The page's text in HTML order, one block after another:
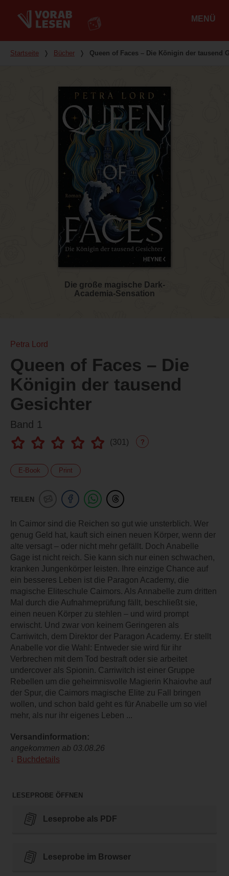
MENÜ
Du bist hier
Startseite ❭ Bücher ❭ Queen of Faces – Die Königin der tausend
Die große magische Dark-
Academia-Sensation
Petra Lord
Queen of Faces – Die
Königin der tausend
Gesichter
Band 1
(301 ) ?
E-Book Print
TEILEN
In Caimor sind die Reichen so gut wie unsterblich. Wer
genug Geld hat, kauft sich einen neuen Körper, wenn der
alte versagt – oder nicht mehr gefällt. Doch Anabelle
Gage ist nicht reich. Sie kann sich nur einen schwachen,
kranken Jungenkörper leisten. Ihre einzige Chance auf
ein besseres Leben ist die Paragon Academy, die
magische Eliteschule Caimors. Als Annabelle zum dritten
Mal durch die Aufnahmeprüfung fällt, beschließt sie,
einen neuen Körper zu stehlen – und wird prompt
erwischt. Und zwar von keinem Geringeren als
Carriwitch, dem Direktor der Paragon Academy. Er stellt
Anabelle vor die Wahl: Entweder sie wird für ihr
Verbrechen mit dem Tod bestraft oder sie arbeitet
undercover als Spionin. Carriwitch ist einer Gruppe
Rebellen um die geheimnisvolle Magierin Khaiovhe auf
der Spur, die Caimors magische Elite zu Fall bringen
wollen, und schon bald geht es für Anabelle um so viel
mehr, als nur ihr eigenes Leben ...
Versandinformation:
angekommen ab 03.08.26
Buchdetails
LESEPROBE ÖFFNEN
Leseprobe als PDF
Leseprobe im Browser